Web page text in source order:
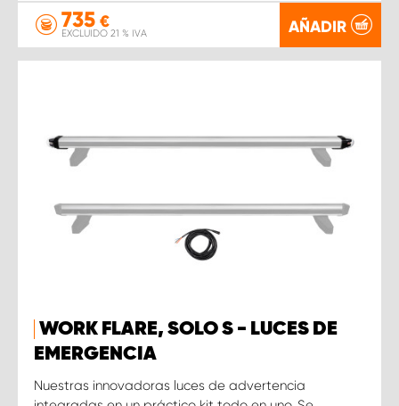
735 €
EXCLUIDO 21 % IVA AÑADIR
WORK FLARE, SOLO S - LUCES DE
EMERGENCIA
Nuestras innovadoras luces de advertencia